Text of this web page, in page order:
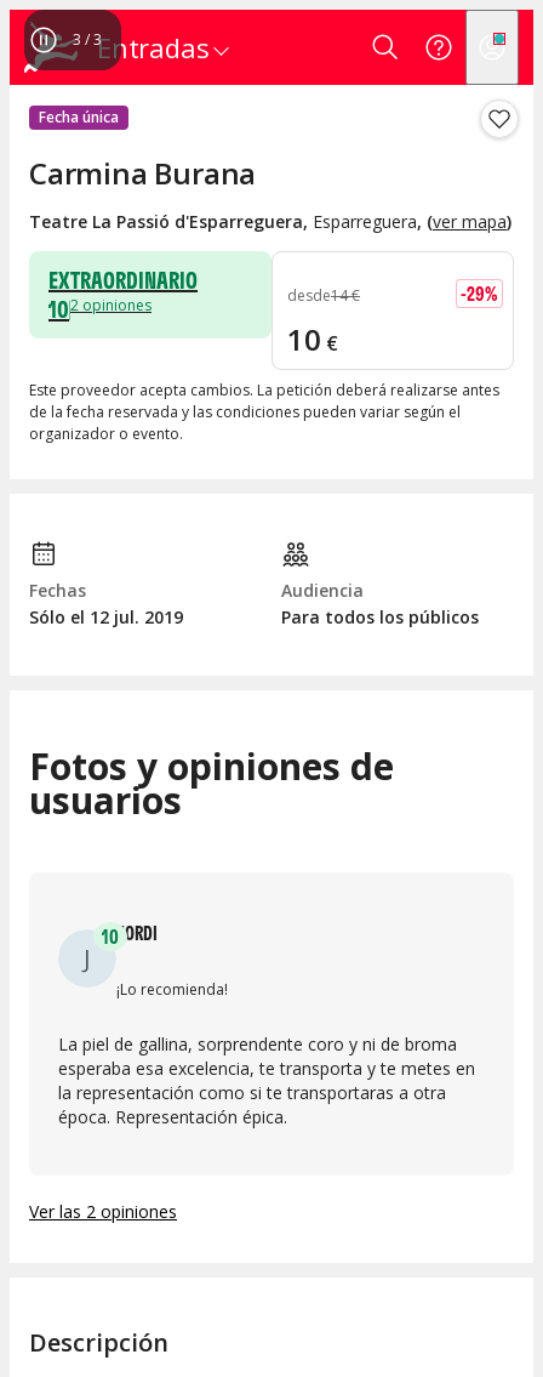
Entradas
1 /3
Fecha única
Carmina Burana
Teatre La Passió d'Esparreguera, Esparreguera, (ver mapa)
EXTRAORDINARIO
102 opiniones desde14€ -29%
10 €
Este proveedor acepta cambios. La petición deberá realizarse antes
de la fecha reservada y las condiciones pueden variar según el
organizador o evento.
Fechas
Sólo el 12 jul. 2019
Audiencia
Para todos los públicos
Fotos y opiniones de
usuarios
J
10JORDI
¡Lo recomienda!
La piel de gallina, sorprendente coro y ni de broma
esperaba esa excelencia, te transporta y te metes en
la representación como si te transportaras a otra
época. Representación épica.
Ver las 2 opiniones
Descripción